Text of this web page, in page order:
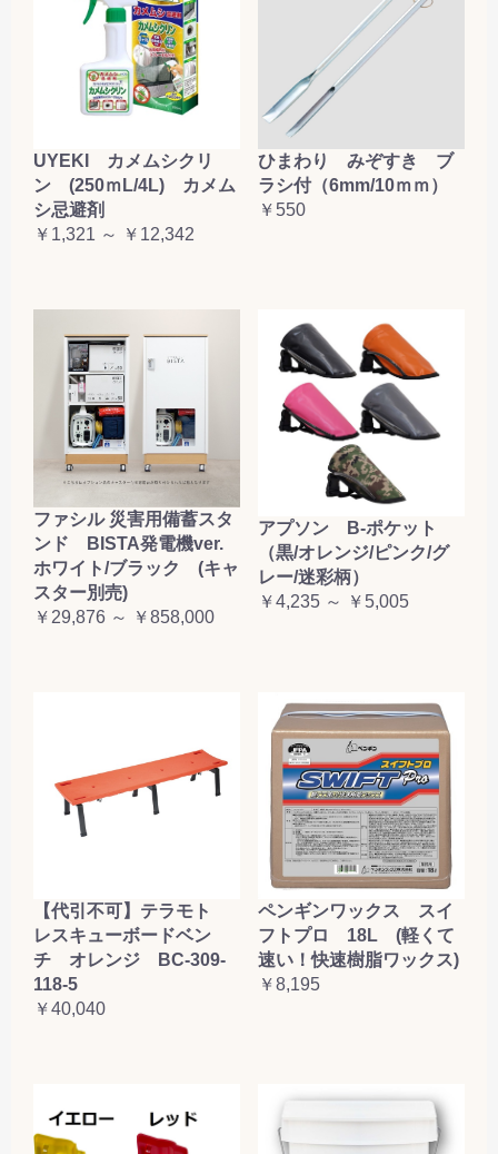
お買い物を続ける カートへ進む
UYEKI カメムシクリ
ン (250ｍL/4L) カメム
シ忌避剤
￥1,321 ～ ￥12,342
ひまわり みぞすき ブ
ラシ付（6mm/10ｍｍ）
￥550
ファシル 災害用備蓄スタ
ンド BISTA発電機ver.
ホワイト/ブラック (キャ
スター別売)
￥29,876 ～ ￥858,000
アプソン B-ポケット
（黒/オレンジ/ピンク/グ
レー/迷彩柄）
￥4,235 ～ ￥5,005
【代引不可】テラモト
レスキューボードベン
チ オレンジ BC-309-
118-5
￥40,040
ペンギンワックス スイ
フトプロ 18L (軽くて
速い！快速樹脂ワックス)
￥8,195